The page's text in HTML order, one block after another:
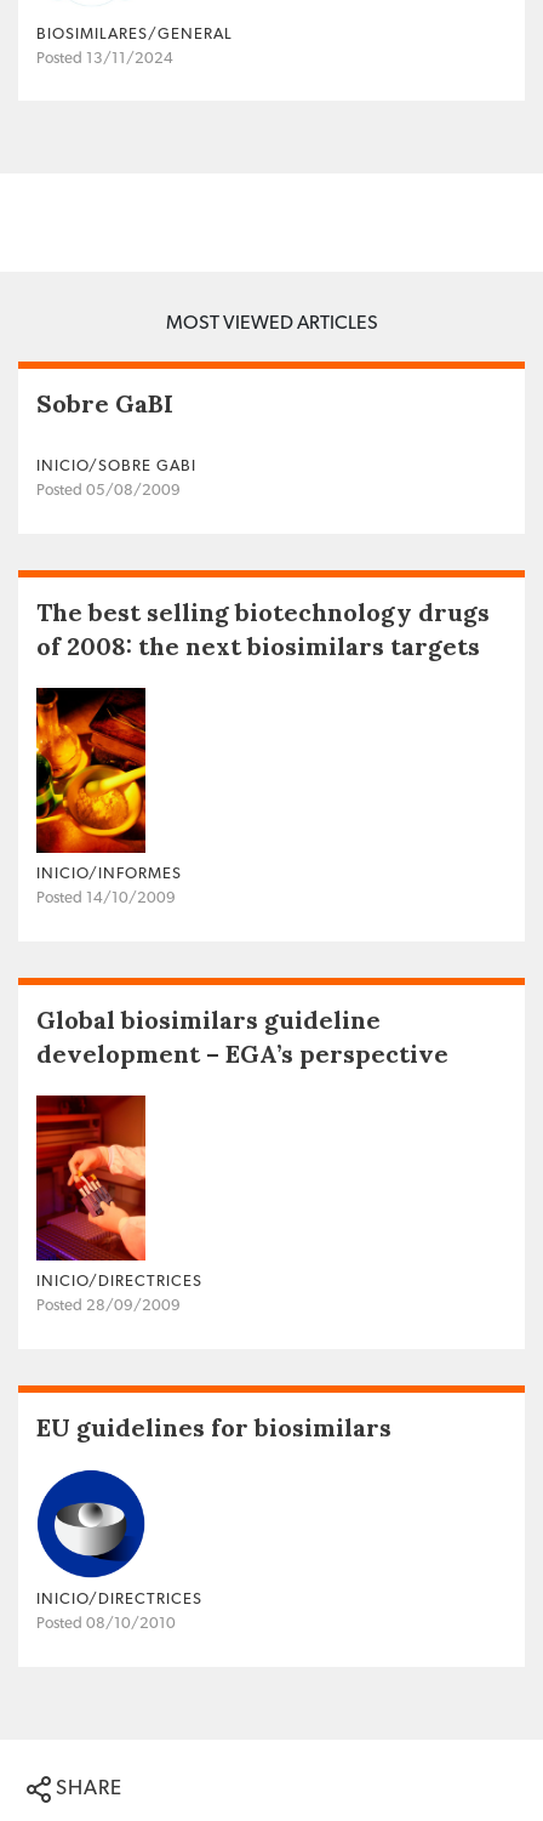
BIOSIMILARES/GENERAL
Posted 13/11/2024
MOST VIEWED ARTICLES
Sobre GaBI
INICIO/SOBRE GABI
Posted 05/08/2009
The best selling biotechnology drugs
of 2008: the next biosimilars targets
INICIO/INFORMES
Posted 14/10/2009
Global biosimilars guideline
development – EGA’s perspective
INICIO/DIRECTRICES
Posted 28/09/2009
EU guidelines for biosimilars
INICIO/DIRECTRICES
Posted 08/10/2010
SHARE